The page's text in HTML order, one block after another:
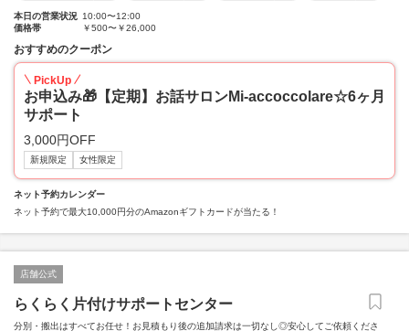
本日の営業状況 10:00〜12:00
価格帯
￥500〜￥26,000
おすすめのクーポン
PickUp
お申込み🎁【定期】お話サロンMi-accoccolare☆6ヶ月
サポート
3,000円OFF
新規限定 女性限定
ネット予約カレンダー
ネット予約で最大10,000円分のAmazonギフトカードが当たる！
店舗公式
らくらく片付けサポートセンター
分別・搬出はすべてお任せ！お見積もり後の追加請求は一切なし◎安心してご依頼くださ